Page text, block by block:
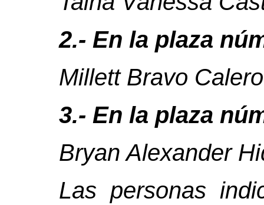
2.- En la plaza
Millett Bravo Calero
3.- En la plaza
Bryan Alexander
Las personas